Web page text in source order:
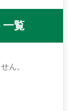
覧
ん。